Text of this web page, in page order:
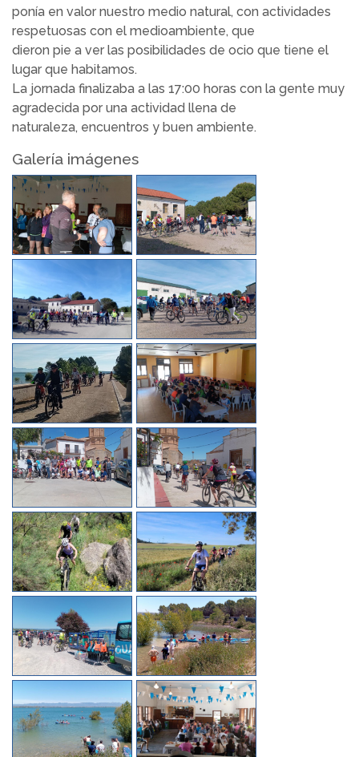
ponía en valor nuestro medio natural, con actividades
respetuosas con el medioambiente, que
dieron pie a ver las posibilidades de ocio que tiene el
lugar que habitamos.
La jornada finalizaba a las 17:00 horas con la gente muy
agradecida por una actividad llena de
naturaleza, encuentros y buen ambiente.
Galería imágenes